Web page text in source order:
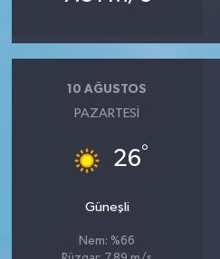
10 AĞUSTOS
PAZARTESI
26°
Güneşli
Nem: %66